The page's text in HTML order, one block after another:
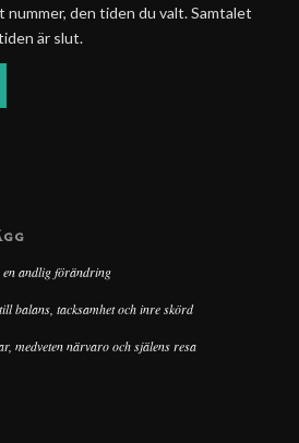
den tiden du valt. Samtalet
är slut.
en andlig förändring
balans, tacksamhet och inre skörd
medveten närvaro och själens resa